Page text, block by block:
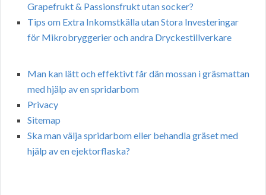
Grapefrukt & Passionsfrukt utan socker?
Tips om Extra Inkomstkälla utan Stora Investeringar
för Mikrobryggerier och andra Dryckestillverkare
Man kan lätt och effektivt får dän mossan i gräsmattan
med hjälp av en spridarbom
Privacy
Sitemap
Ska man välja spridarbom eller behandla gräset med
hjälp av en ejektorflaska?